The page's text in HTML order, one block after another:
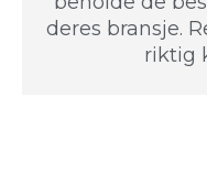
deres bransje.
riktig